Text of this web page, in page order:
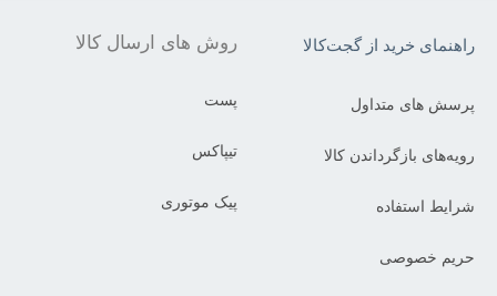
راهنمای خرید از گجت‌کالا
پرسش های متداول
رویه‌های بازگرداندن کالا
شرایط استفاده
حریم خصوصی
روش های ارسال کالا
پست
تیپاکس
پیک موتوری